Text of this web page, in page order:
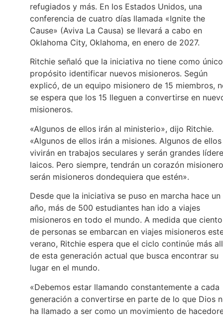
refugiados y más. En los Estados Unidos, una
conferencia de cuatro días llamada «Ignite the
Cause» (Aviva La Causa) se llevará a cabo en
Oklahoma City, Oklahoma, en enero de 2027.
Ritchie señaló que la iniciativa no tiene como único
propósito identificar nuevos misioneros. Según
explicó, de un equipo misionero de 15 miembros,
se espera que los 15 lleguen a convertirse en
misioneros.
«Algunos de ellos irán al ministerio», dijo Ritchie.
«Algunos de ellos irán a misiones. Algunos de ellos
vivirán en trabajos seculares y serán grandes
laicos. Pero siempre, tendrán un corazón
serán misioneros dondequiera que estén».
Desde que la iniciativa se puso en marcha hace un
año, más de 500 estudiantes han ido a viajes
misioneros en todo el mundo. A medida que
de personas se embarcan en viajes misioneros
verano, Ritchie espera que el ciclo continúe más
de esta generación actual que busca encontrar su
lugar en el mundo.
«Debemos estar llamando constantemente a cada
generación a convertirse en parte de lo que Dios
ha llamado a ser como un movimiento de